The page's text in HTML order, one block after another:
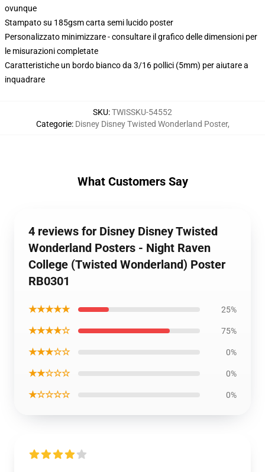
ovunque
Stampato su 185gsm carta semi lucido poster
Personalizzato minimizzare - consultare il grafico delle dimensioni per
le misurazioni completate
Caratteristiche un bordo bianco da 3/16 pollici (5mm) per aiutare a
inquadrare
SKU:TWISSKU-54552
Categorie: Disney Disney Twisted Wonderland Poster,
What Customers Say
4 reviews for Disney Disney Twisted
Wonderland Posters - Night Raven
College (Twisted Wonderland) Poster
RB0301
★★★★★ 25%
★★★★☆ 75%
★★★☆☆ 0%
★★☆☆☆ 0%
★☆☆☆☆ 0%